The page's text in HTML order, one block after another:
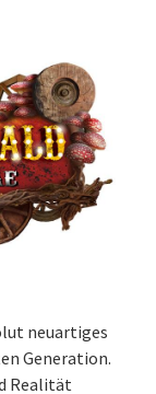
neuartiges
Generation.
Realität